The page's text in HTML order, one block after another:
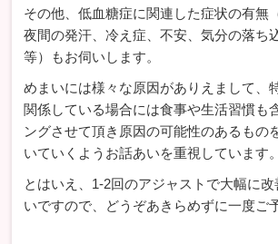
その他、低血糖症に関連した症状の有無
夜間の発汗、冷え症、不安、気分の落ち
等）もお伺いします。
めまいには様々な原因がありえまして、
関係している場合には食事や生活習慣も
ングさせて頂き原因の可能性のあるもの
いていくようお話あいを重視しています。
とはいえ、1-2回のアジャストで大幅に
いですので、どうぞあきらめずに一度ご